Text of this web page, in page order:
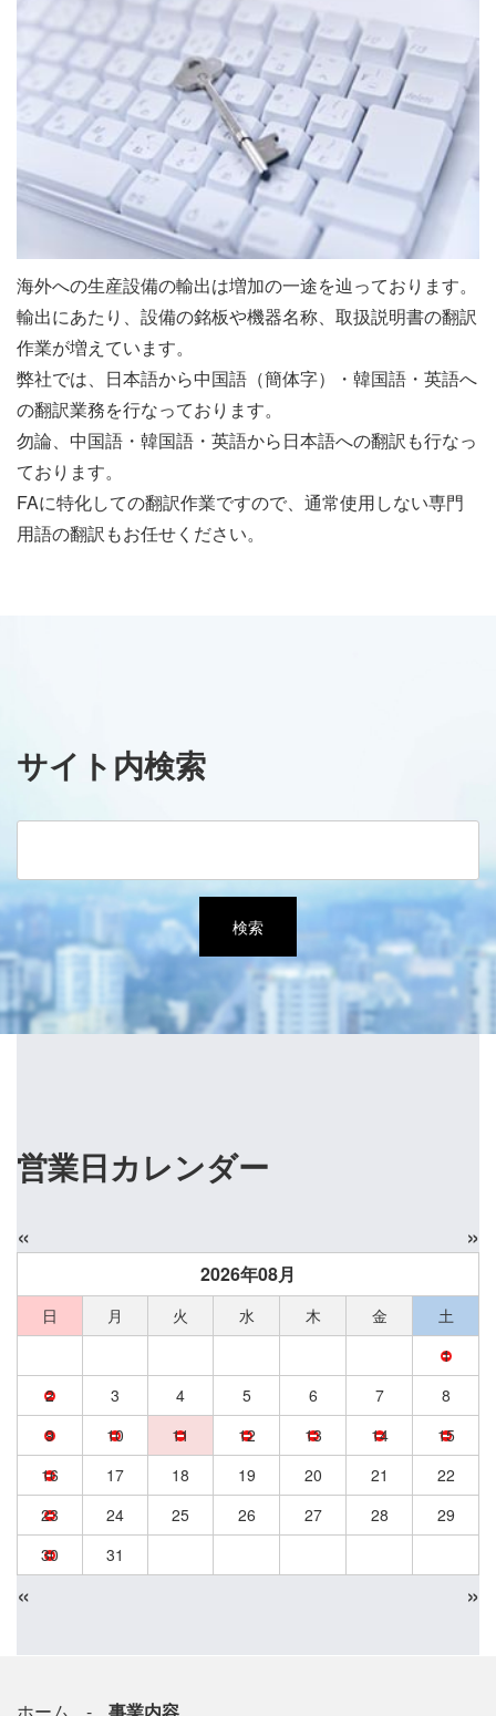
海外への生産設備の輸出は増加の一途を辿っております。
輸出にあたり、設備の銘板や機器名称、取扱説明書の翻訳
作業が増えています。
弊社では、日本語から中国語（簡体字）・韓国語・英語へ
の翻訳業務を行なっております。
勿論、中国語・韓国語・英語から日本語への翻訳も行なっ
ております。
FAに特化しての翻訳作業ですので、通常使用しない専門
用語の翻訳もお任せください。
サイト内検索
営業日カレンダー
« »
2026年08月
日 月 火 水 木 金
土
1
2
3 4 5 6 7
8
9
10 11 12 13 14
15
16
17 18 19 20 21
22
23
24 25 26 27 28
29
30
31
« »